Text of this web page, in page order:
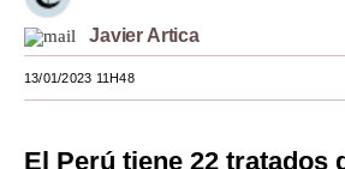
Moda
Estilos
Mundo
EEUU
Javier Artica
13/01/2023 11H48
El Perú tiene 22 tratados